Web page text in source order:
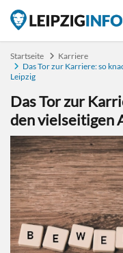
Startseite
Karriere
Das Tor zur Karriere: so
Leipzig
Das Tor zur
den vielseitigen